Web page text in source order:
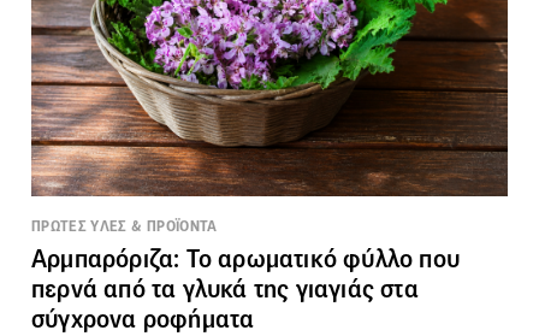
ΠΡΩΤΕΣ ΥΛΕΣ & ΠΡΟΪΟΝΤΑ
Αρμπαρόριζα: Το αρωματικό φύλλο που
περνά από τα γλυκά της γιαγιάς στα
σύγχρονα ροφήματα